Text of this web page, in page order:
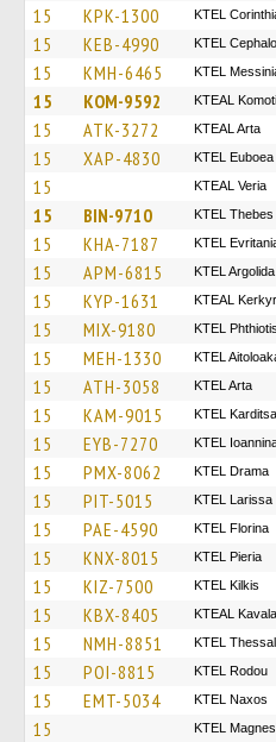
15 KPK-1300 KTEL
15 KEB-4990 KTEL
15 KMH-6465 KTEL
15 KOM-9592 KTEAL
15 ATK-3272 KTEAL Arta
15 XAP-4830 ΚΤΕL Euboea
15 KTEAL Veria
15 BIN-9710 KTEL Thebes
15 KHA-7187 ΚΤΕL
15 APM-6815 KTEL Argolida
15 KYP-1631 KTEAL
15 MIX-9180 ΚΤΕL Phthiotis
15 MEH-1330 KTEL
15 ATH-3058 KTEL Arta
15 KAM-9015 ΚΤΕL Karditsa
15 EYB-7270 KTEL
15 PMX-8062 KTEL Drama
15 PIT-5015 KTEL Larissa
15 PAE-4590 KTEL Florina
15 KNX-8015 KTEL Pieria
15 KIZ-7500 KTEL Kilkis
15 KBX-8405 KTEAL
15 NMH-8851 KTEL
15 POI-8815 ΚΤΕL Rodou
15 EMT-5034 KTEL Naxos
15 ΚΤΕL